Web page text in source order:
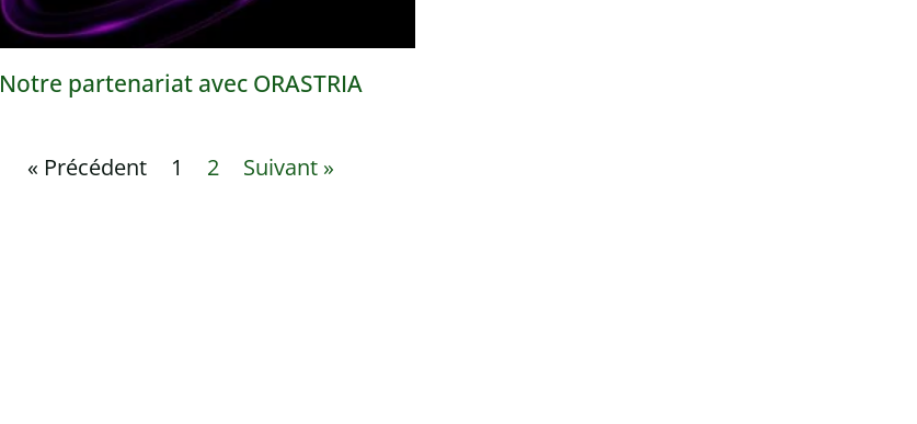
Notre partenariat avec ORASTRIA
« Précédent 1 2 Suivant »